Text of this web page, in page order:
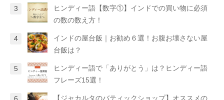
ヒンディー語【数字①】インドでの買い物に必須
の数の数え方！
インドの屋台飯｜お勧め６選！お腹お壊さない屋
台飯は？
ヒンディー語で「ありがとう」は？ヒンディー語
フレーズ15選！
【ジャカルタのバティックショップ】オススメの